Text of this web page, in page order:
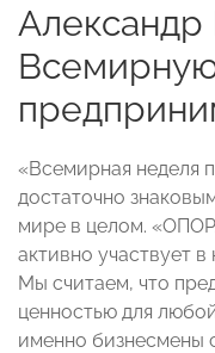
«Всемирная неделя
достаточно
мире в целом.
активно участвует
Мы считаем, что
ценностью для
именно бизнесмены